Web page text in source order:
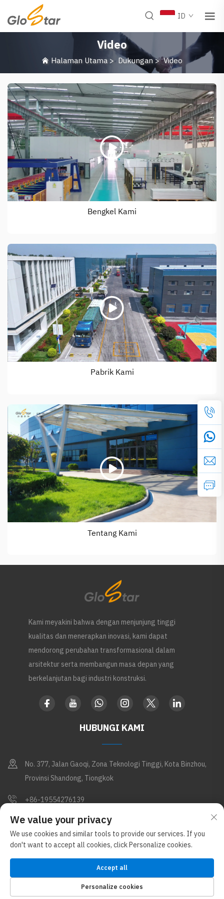
ID
Video
Halaman Utama > Dukungan>Video
Bengkel Kami
Pabrik Kami
Tentang Kami
Kami meyakini bahwa dengan menjunjung tinggi
kualitas dan menerapkan inovasi, kami dapat
mendorong perubahan transformasional dalam
arsitektur serta membangun masa depan yang
berkelanjutan bagi industri konstruksi.
HUBUNGI KAMI
No. 377, Jalan Gaoqi, Zona Teknologi Tinggi, Kota Binzhou,
Provinsi Shandong, Tiongkok
+86-19554276139
[email protected]
Hak Cipta © Shandong Apex Metal Products Co., Ltd. Semua Hak
Dilindungi (Di bawah Glostar New Materials Group)
BLOG
We value your privacy
We use cookies and similar tools to provide our services. If you
don't want to accept all cookies, click Personalize cookies.
Personalize cookies
Accept all